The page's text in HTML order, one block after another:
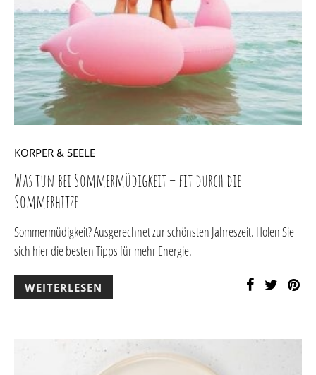
KÖRPER & SEELE
Was tun bei Sommermüdigkeit – fit durch die
Sommerhitze
Sommermüdigkeit? Ausgerechnet zur schönsten Jahreszeit. Holen Sie
sich hier die besten Tipps für mehr Energie.
WEITERLESEN